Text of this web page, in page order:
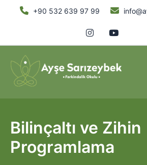
+90 532 639 97 99
Bilinçaltı ve Zihin
Programlama